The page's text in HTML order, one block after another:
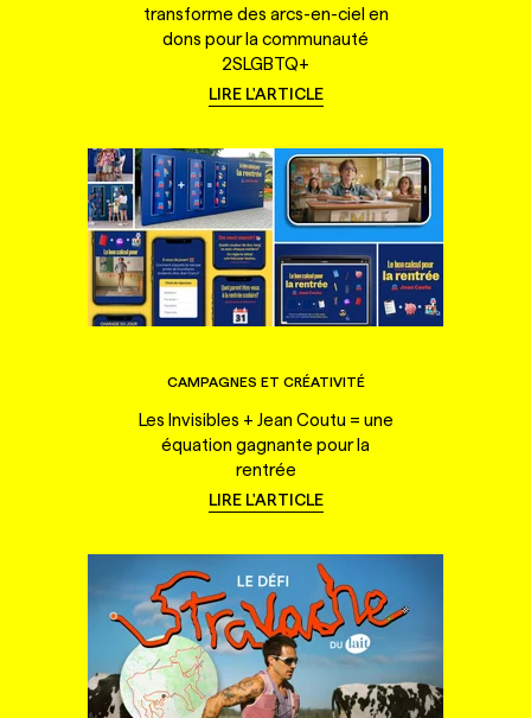
transforme des arcs-en-ciel en
dons pour la communauté
2SLGBTQ+
LIRE L'ARTICLE
CAMPAGNES ET CRÉATIVITÉ
Les Invisibles + Jean Coutu = une
équation gagnante pour la
rentrée
LIRE L'ARTICLE